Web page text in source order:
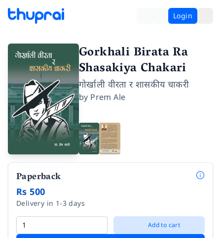
Login
Gorkhali Birata Ra
Shasakiya Chakari
गोर्खाली वीरता र शासकीय चाकरी
by Prem Ale
Paperback
Rs 500
Delivery in 1-3 days
Add to cart